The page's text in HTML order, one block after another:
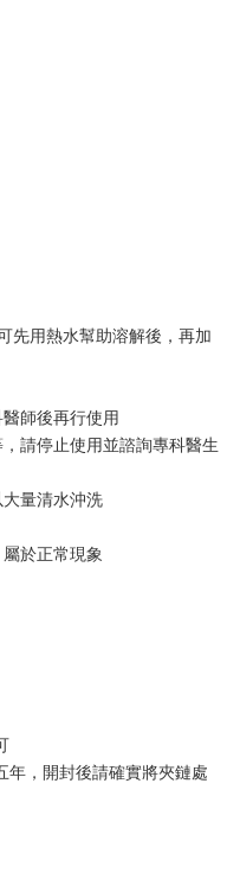
先用熱水幫助溶解後，再加
師後再行使用
請停止使用並諮詢專科醫生
量清水沖洗
於正常現象
年，開封後請確實將夾鏈處